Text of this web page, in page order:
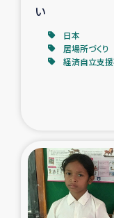
ガザ
ガザ地区酪
ふりかけ普
い
日本
居場所づくり
経済自立支